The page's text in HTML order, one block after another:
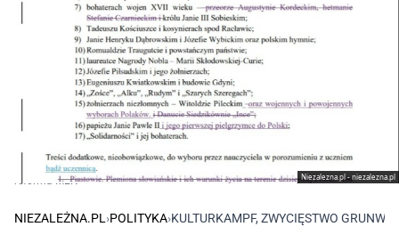
Niezalezna.pl - niezalezna.pl
reforma MEN
NIEZALEŻNA.PL ›POLITYKA›KULTURKAMPF, ZWYCIĘSTWO